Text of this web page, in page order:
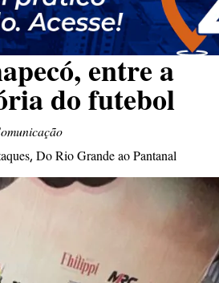
entre a
do futebol
, Do Rio Grande ao Pantanal